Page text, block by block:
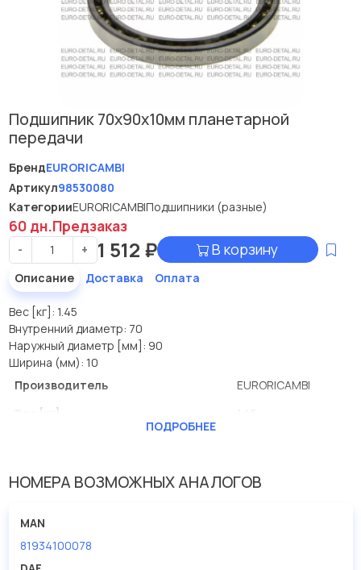
Подшипник 70x90x10мм планетарной
передачи
БрендEURORICAMBI
Артикул98530080
КатегорииEURORICAMBIПодшипники (разные)
60 дн.Предзаказ
- + 1 512 ₽ В корзину
Описание Доставка Оплата
Вес [кг]: 1.45
Внутренний диаметр: 70
Наружный диаметр [мм]: 90
Ширина (мм): 10
Производитель
EURORICAMBI
Вес [кг]
ПОДРОБНЕЕ
НОМЕРА ВОЗМОЖНЫХ АНАЛОГОВ
MAN
81934100078